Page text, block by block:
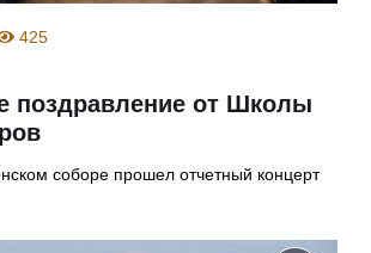
425
поздравление от Школы
соборе прошел отчетный концерт